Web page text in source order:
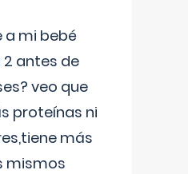
a mi bebé
2 antes de
veo que
proteínas ni
más
mismos